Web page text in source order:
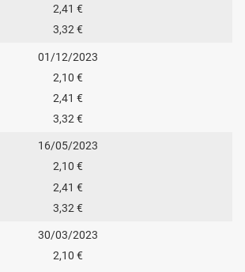
2,41 €
3,32 €
01/12/2023
2,10 €
2,41 €
3,32 €
16/05/2023
2,10 €
2,41 €
3,32 €
30/03/2023
2,10 €